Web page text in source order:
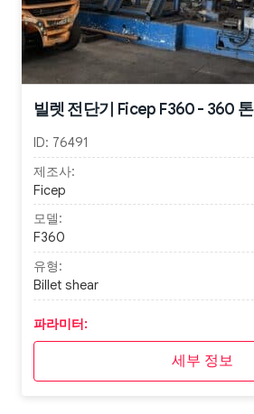
빌렛 전단기 Ficep F360 - 360 톤
ID: 76491
제조사:
Ficep
모델:
F360
유형:
Billet shear
파라미터:
세부 정보